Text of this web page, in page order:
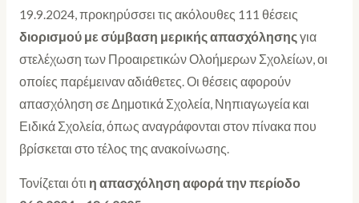
19.9.2024, προκηρύσσει τις ακόλουθες 111 θέσεις
διορισμού με σύμβαση μερικής απασχόλησηςγια
στελέχωση των Προαιρετικών Ολοήμερων Σχολείων, οι
οποίες παρέμειναν αδιάθετες. Οι θέσεις αφορούν
απασχόληση σε Δημοτικά Σχολεία, Νηπιαγωγεία και
Ειδικά Σχολεία, όπως αναγράφονται στον πίνακα που
βρίσκεται στο τέλος της ανακοίνωσης.
Τονίζεται ότι η απασχόληση αφορά την περίοδο